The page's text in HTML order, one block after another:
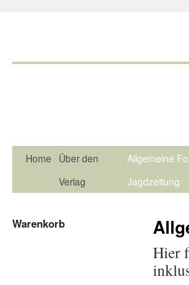
Home
Über den
Verlag
Allgemeine
Jagdzeitung
Hier
Warenkorb